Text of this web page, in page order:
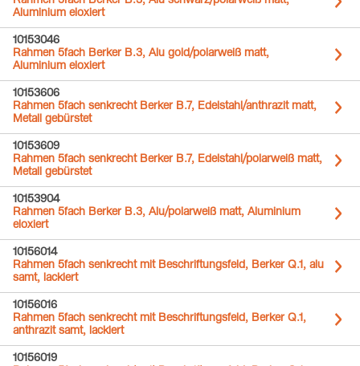
Aluminium eloxiert
10153046
Rahmen 5fach Berker B.3, Alu gold/polarweiß matt,
Aluminium eloxiert
10153606
Rahmen 5fach senkrecht Berker B.7, Edelstahl/anthrazit matt,
Metall gebürstet
10153609
Rahmen 5fach senkrecht Berker B.7, Edelstahl/polarweiß matt,
Metall gebürstet
10153904
Rahmen 5fach Berker B.3, Alu/polarweiß matt, Aluminium
eloxiert
10156014
Rahmen 5fach senkrecht mit Beschriftungsfeld, Berker Q.1, alu
samt, lackiert
10156016
Rahmen 5fach senkrecht mit Beschriftungsfeld, Berker Q.1,
anthrazit samt, lackiert
10156019